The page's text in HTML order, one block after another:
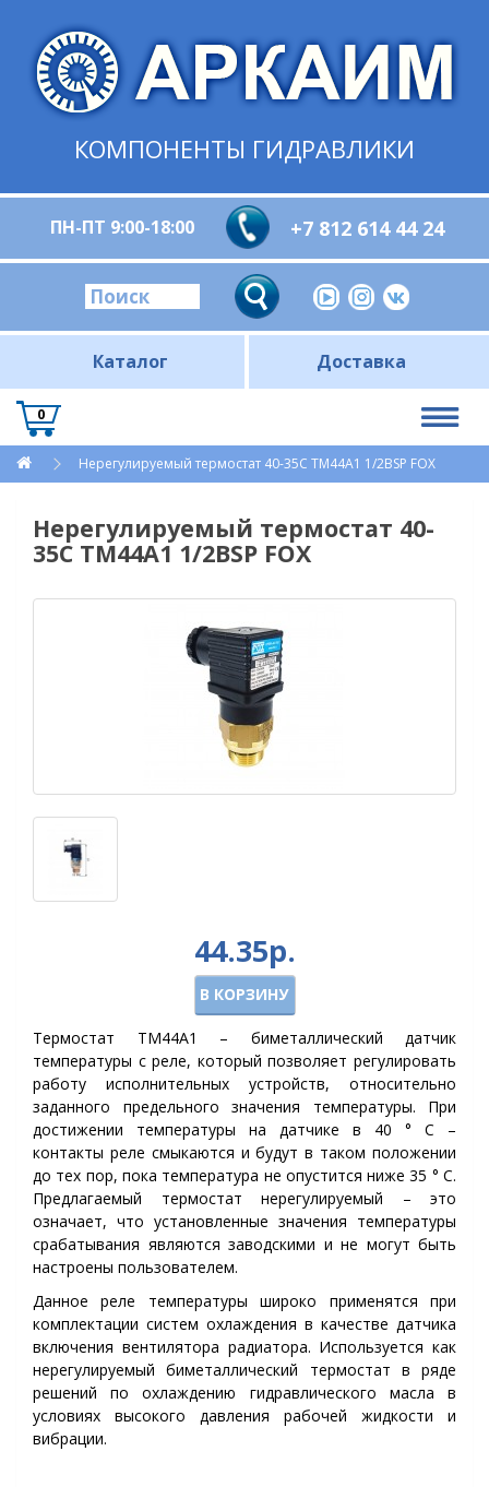
КОМПОНЕНТЫ ГИДРАВЛИКИ
ПН-ПТ 9:00-18:00 +7 812 614 44 24
Каталог Доставка
0
Нерегулируемый термостат 40-35С ТМ44А1 1/2BSP FOX
Нерегулируемый термостат 40-
35С ТМ44А1 1/2BSP FOX
44.35р.
В КОРЗИНУ
Термостат ТМ44А1 – биметаллический датчик
температуры с реле, который позволяет регулировать
работу исполнительных устройств, относительно
заданного предельного значения температуры. При
достижении температуры на датчике в 40 ° C –
контакты реле смыкаются и будут в таком положении
до тех пор, пока температура не опустится ниже 35 ° C.
Предлагаемый термостат нерегулируемый – это
означает, что установленные значения температуры
срабатывания являются заводскими и не могут быть
настроены пользователем.
Данное реле температуры широко применятся при
комплектации систем охлаждения в качестве датчика
включения вентилятора радиатора. Используется как
нерегулируемый биметаллический термостат в ряде
решений по охлаждению гидравлического масла в
условиях высокого давления рабочей жидкости и
вибрации.